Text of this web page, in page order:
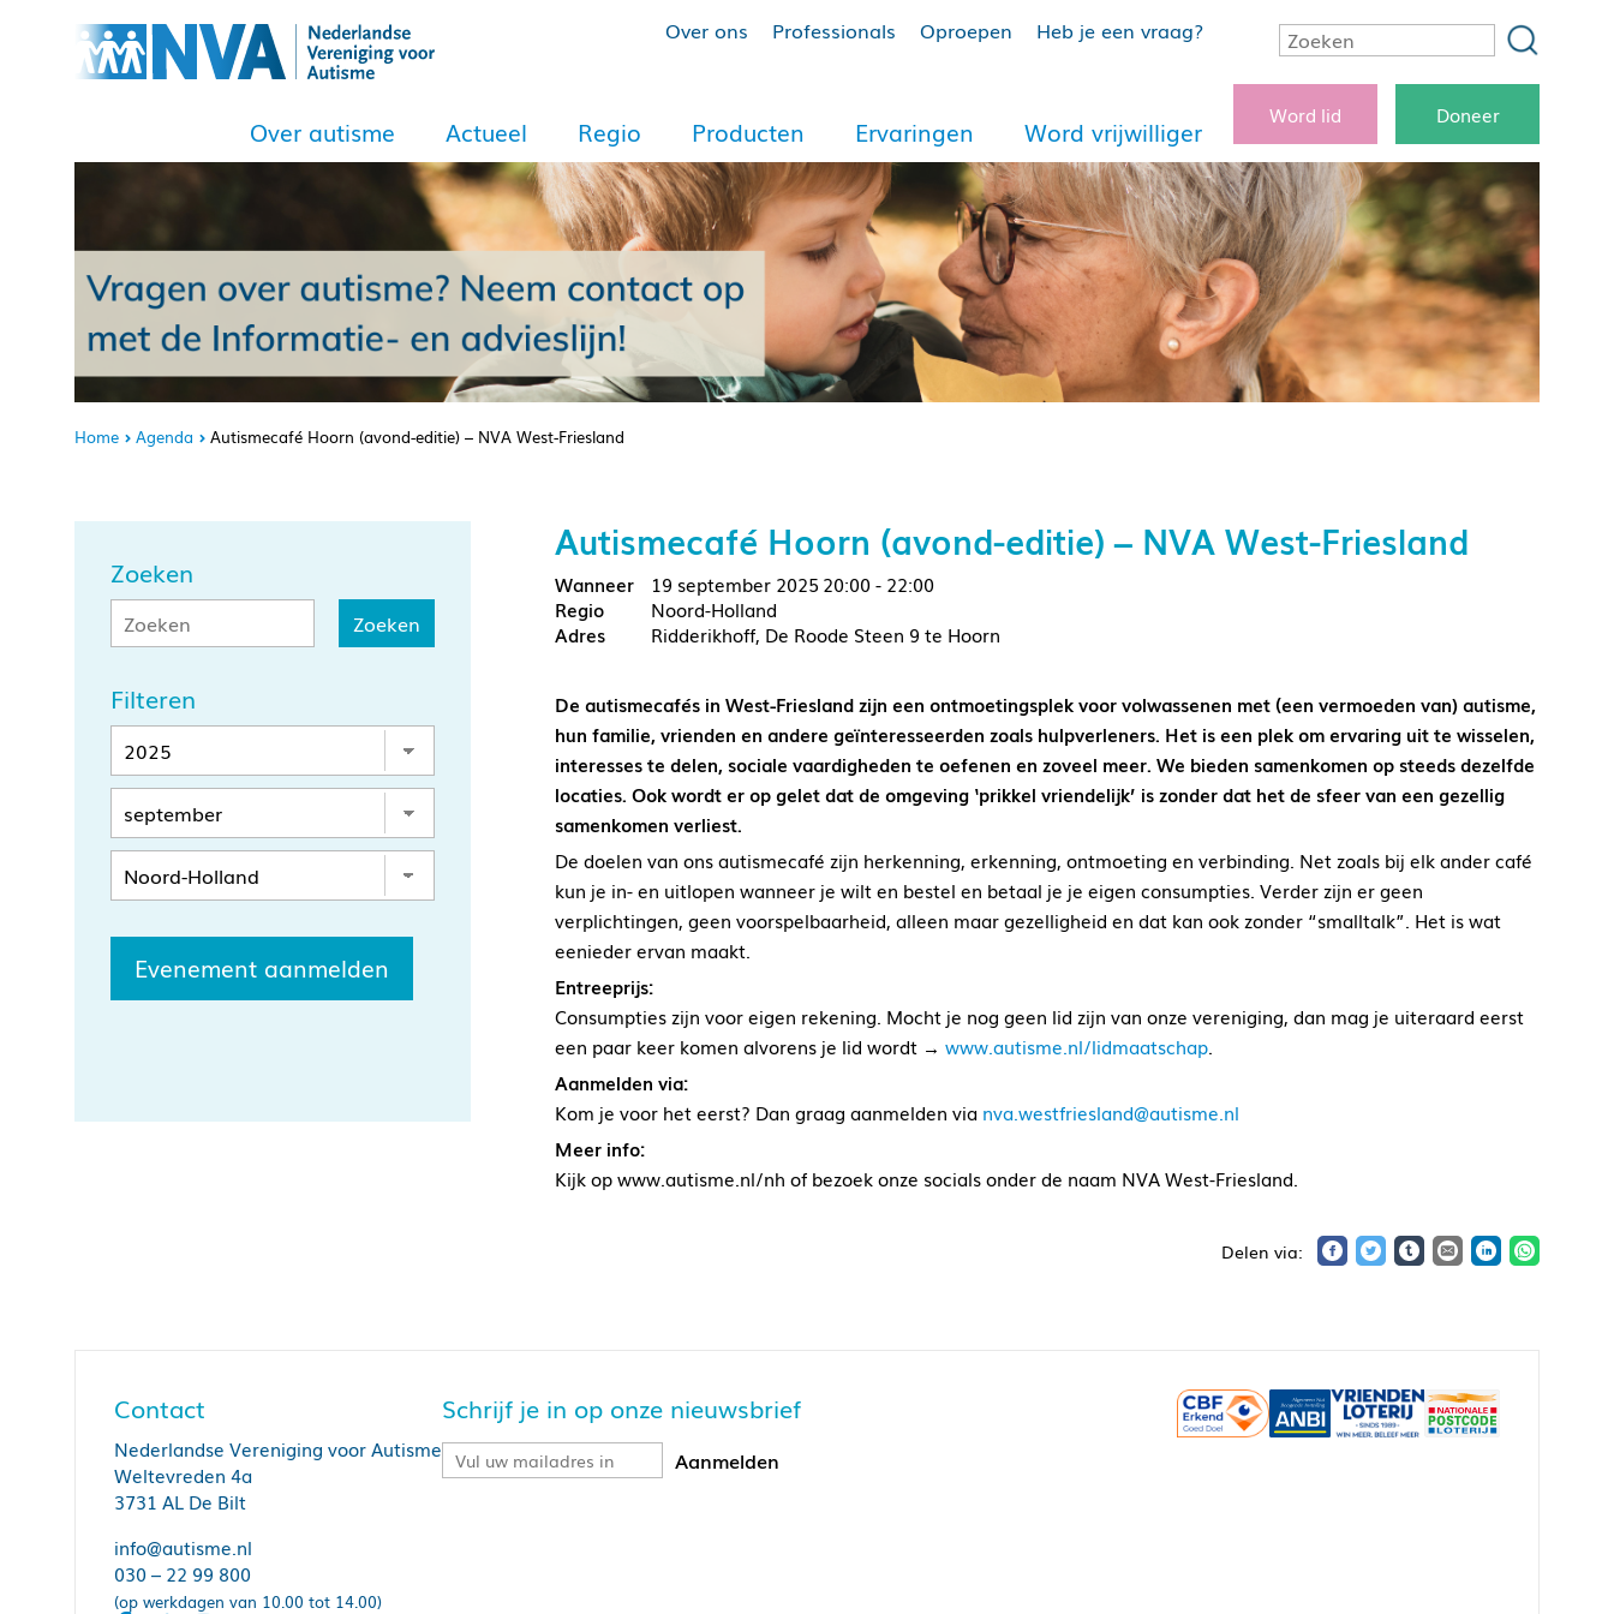
Over ons Professionals Oproepen Heb je een vraag?
Over autisme Actueel Regio Producten Ervaringen Word vrijwilliger
Word lid Doneer
Home Agenda Autismecafé Hoorn (avond-editie) – NVA West-Friesland
Zoeken
Filteren
Evenement aanmelden
Autismecafé Hoorn (avond-editie) – NVA West-Friesland
19 september 2025 20:00 - 22:00
Noord-Holland
Ridderikhoff, De Roode Steen 9 te Hoorn
De autismecafés in West-Friesland zijn een ontmoetingsplek voor volwassenen met (een vermoeden van) autisme,
hun familie, vrienden en andere geïnteresseerden zoals hulpverleners. Het is een plek om ervaring uit te wisselen,
interesses te delen, sociale vaardigheden te oefenen en zoveel meer. We bieden samenkomen op steeds dezelfde
locaties. Ook wordt er op gelet dat de omgeving ‘prikkel vriendelijk’ is zonder dat het de sfeer van een gezellig
samenkomen verliest.
De doelen van ons autismecafé zijn herkenning, erkenning, ontmoeting en verbinding. Net zoals bij elk ander café
kun je in- en uitlopen wanneer je wilt en bestel en betaal je je eigen consumpties. Verder zijn er geen
verplichtingen, geen voorspelbaarheid, alleen maar gezelligheid en dat kan ook zonder “smalltalk”. Het is wat
eenieder ervan maakt.
Entreeprijs:
Consumpties zijn voor eigen rekening. Mocht je nog geen lid zijn van onze vereniging, dan mag je uiteraard eerst
een paar keer komen alvorens je lid wordt → www.autisme.nl/lidmaatschap.
Aanmelden via:
Kom je voor het eerst? Dan graag aanmelden via nva.westfriesland@autisme.nl
Meer info:
Kijk op www.autisme.nl/nh of bezoek onze socials onder de naam NVA West-Friesland.
Contact
Nederlandse Vereniging voor Autisme
Weltevreden 4a
3731 AL De Bilt
info@autisme.nl
030 – 22 99 800
(op werkdagen van 10.00 tot 14.00)
Schrijf je in op onze nieuwsbrief